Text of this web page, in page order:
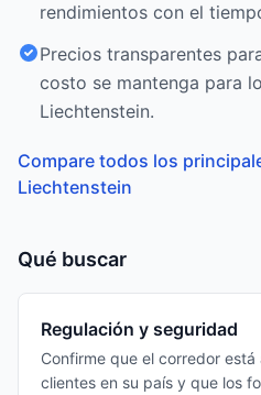
rendimientos con el
Precios transparentes
costo se mantenga para
Liechtenstein.
Compare todos los
Liechtenstein
Qué buscar
Regulación y seguridad
Confirme que el corredor
clientes en su país y que los